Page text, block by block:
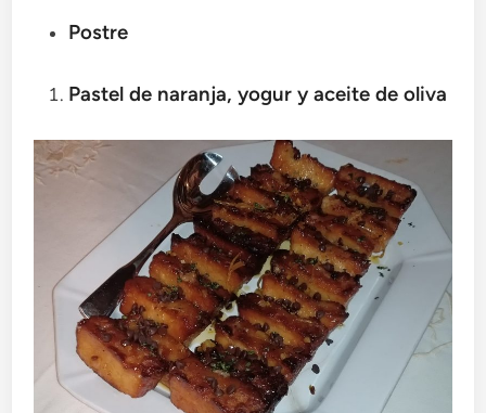
Postre
Pastel de naranja, yogur y aceite de oliva